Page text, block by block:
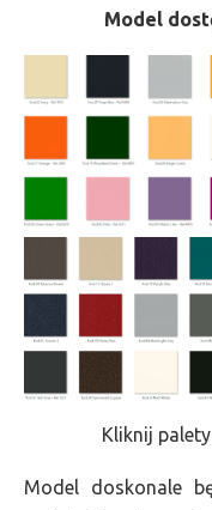
Model
Kliknij
Model doskonale